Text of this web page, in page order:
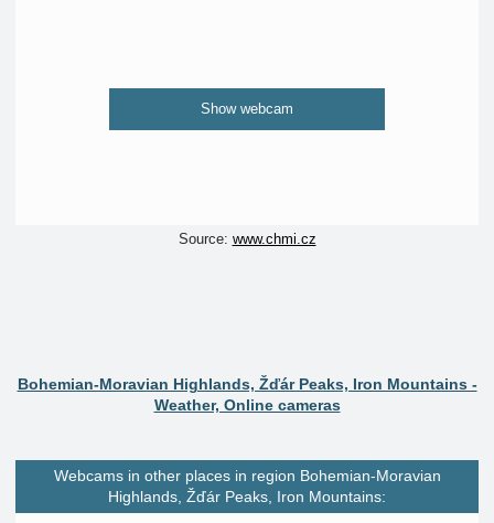
Show webcam
Source: www.chmi.cz
Bohemian-Moravian Highlands, Žďár Peaks, Iron Mountains -
Weather, Online cameras
Webcams in other places in region Bohemian-Moravian
Highlands, Žďár Peaks, Iron Mountains: